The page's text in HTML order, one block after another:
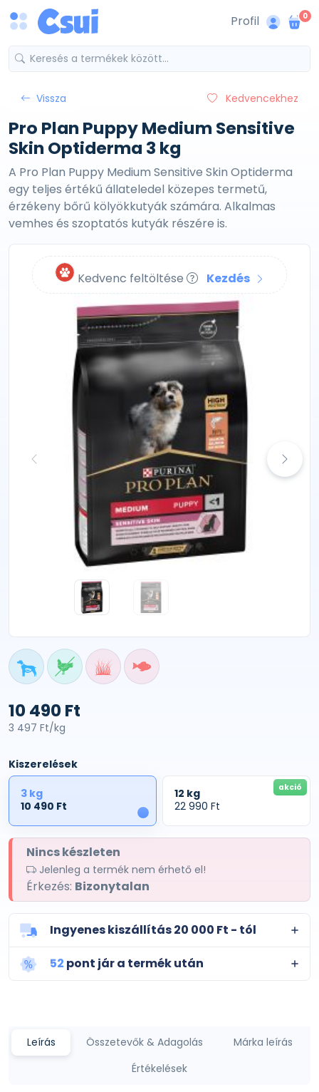
Profil 0
Vissza Kedvencekhez
Pro Plan Puppy Medium Sensitive
Skin Optiderma 3 kg
A Pro Plan Puppy Medium Sensitive Skin Optiderma
egy teljes értékű állateledel közepes termetű,
érzékeny bőrű kölyökkutyák számára. Alkalmas
vemhes és szoptatós kutyák részére is.
Kedvenc feltöltése Kezdés
10 490 Ft
3 497 Ft/kg
Kiszerelések
1
3 kg
10 490 Ft
akció
12 kg
22 990 Ft
Nincs készleten
Jelenleg a termék nem érhető el!
Érkezés: Bizonytalan
Ingyenes kiszállítás 20 000 Ft - tól
52 pont jár a termék után
Leírás Összetevők & Adagolás
Márka leírás
Értékelések